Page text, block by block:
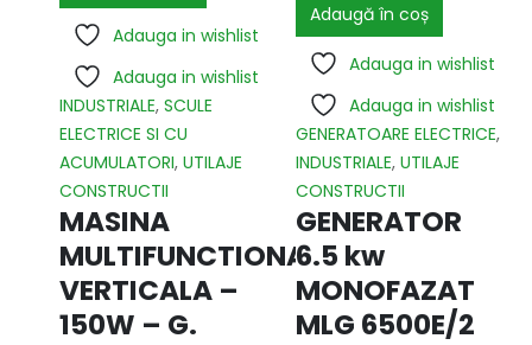
Adauga in wishlist
Adauga in wishlist
INDUSTRIALE, SCULE
ELECTRICE SI CU
ACUMULATORI, UTILAJE
CONSTRUCTII
MASINA
MULTIFUNCTIONALA
VERTICALA –
150W – G.
Adaugă în coș
Adauga in wishlist
Adauga in wishlist
GENERATOARE ELECTRICE,
INDUSTRIALE, UTILAJE
CONSTRUCTII
GENERATOR
6.5 kw
MONOFAZAT
MLG 6500E/2